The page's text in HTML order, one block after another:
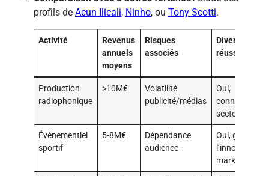
profils de Acun Ilicali, Ninho, ou Tony Scotti.
Activité
Revenus
annuels
moyens
Risques
associés
réussie ?
Production
radiophonique
>10M€
Volatilité
publicité/médias
Oui,
connaissance
secteur
Événementiel
sportif
5-8M€
Dépendance
audience
Oui, grâce à
l’innovation
marketing